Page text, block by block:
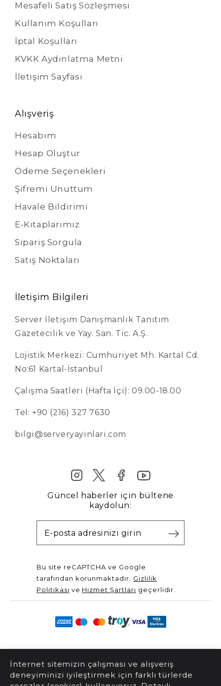
İnternet sitemizin çalışması ve alışveriş
deneyiminizi iyileştirmek için farklı türlerde
Mesafeli Satış Sözleşmesi
Kullanım Koşulları
İptal Koşulları
KVKK Aydınlatma Metni
İletişim Sayfası
Alışveriş
Hesabım
Hesap Oluştur
Ödeme Seçenekleri
Şifremi Unuttum
Havale Bildirimi
E-Kitaplarımız
Sipariş Sorgula
Satış Noktaları
İletişim Bilgileri
Server İletişim Danışmanlık Tanıtım
Gazetecilik ve Yay. San. Tic. A.Ş.
Lojistik Merkezi: Cumhuriyet Mh. Kartal Cd.
No:61 Kartal-İstanbul
Çalışma Saatleri (Hafta İçi): 09.00-18.00
Tel: +90 (216) 327 7630
bilgi@serveryayinlari.com
Güncel haberler için bültene
kaydolun:
Bu site reCAPTCHA ve Google
tarafından korunmaktadır. Gizlilik
Politikası ve Hizmet Şartları geçerlidir.